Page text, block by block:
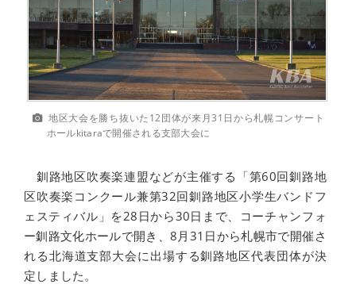
地区大会を勝ち抜いた12団体が来月31日から札幌コンサート
ホールkitaraで開催される支部大会に
釧路地区吹奏楽連盟などが主催する「第60回釧路地
区吹奏楽コンクール兼第32回釧路地区小学生バンドフ
ェスティバル」を28日から30日まで、コーチャンフォ
ー釧路文化ホールで開き、8月31日から札幌市で開催さ
れる北海道支部大会に出場する釧路地区代表団体が決
定しました。